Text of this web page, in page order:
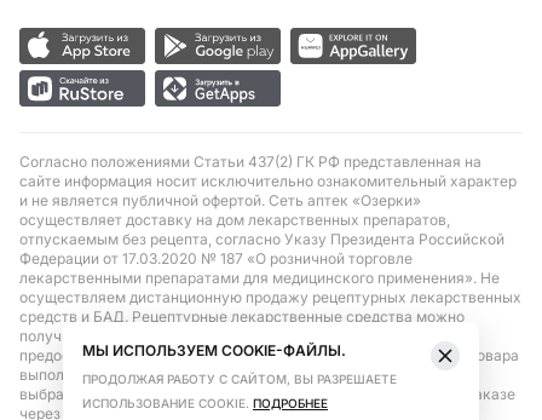
Согласно положениями Статьи 437(2) ГК РФ представленная на
сайте информация носит исключительно ознакомительный характер
и не является публичной офертой. Сеть аптек «Озерки»
осуществляет доставку на дом лекарственных препаратов,
отпускаемым без рецепта, согласно Указу Президента Российской
Федерации от 17.03.2020 № 187 «О розничной торговле
лекарственными препаратами для медицинского применения». Не
осуществляем дистанционную продажу рецептурных лекарственных
средств и БАД. Рецептурные лекарственные средства можно
получить только при помощи самовывоза в аптеке при
предоставлении рецепта, выписанного врачом. Бронирование товара
выполняется при условиях последующего выкупа заказа в
выбранном аптечном пункте. Цена действительна только при заказе
через сайт.
МЫ ИСПОЛЬЗУЕМ COOKIE-ФАЙЛЫ.
ПРОДОЛЖАЯ РАБОТУ С САЙТОМ, ВЫ РАЗРЕШАЕТЕ
ИСПОЛЬЗОВАНИЕ COOKIE. ПОДРОБНЕЕ